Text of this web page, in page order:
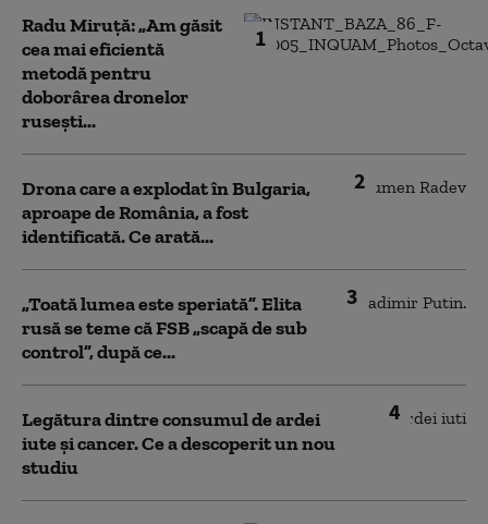
1
Radu Miruță: „Am găsit
cea mai eficientă
metodă pentru
doborârea dronelor
rusești...
2
Drona care a explodat în Bulgaria,
aproape de România, a fost
identificată. Ce arată...
3
„Toată lumea este speriată”. Elita
rusă se teme că FSB „scapă de sub
control”, după ce...
4
Legătura dintre consumul de ardei
iute și cancer. Ce a descoperit un nou
studiu